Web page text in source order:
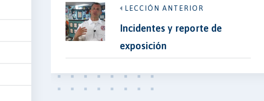
LECCIÓN ANTERIOR
Incidentes y reporte de
exposición